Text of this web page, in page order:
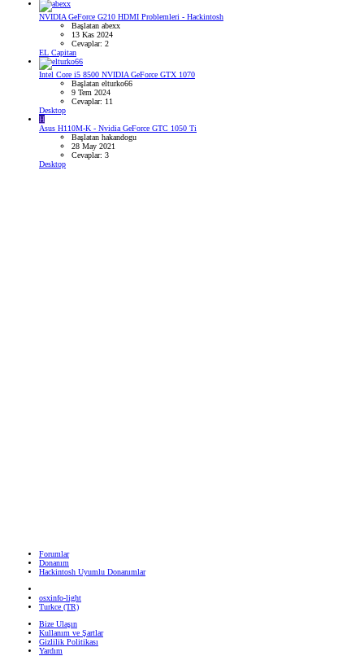
NVIDIA GeForce G210 HDMI Problemleri - Hackintosh
Başlatan abexx
13 Kas 2024
Cevaplar: 2
EL Capitan
Intel Core i5 8500 NVIDIA GeForce GTX 1070
Başlatan elturko66
9 Tem 2024
Cevaplar: 11
Desktop
H
Asus H110M-K - Nvidia GeForce GTC 1050 Ti
Başlatan hakandogu
28 May 2021
Cevaplar: 3
Desktop
Forumlar
Donanım
Hackintosh Uyumlu Donanımlar
osxinfo-light
Turkce (TR)
Bize Ulaşın
Kullanım ve Şartlar
Gizlilik Politikası
Yardım